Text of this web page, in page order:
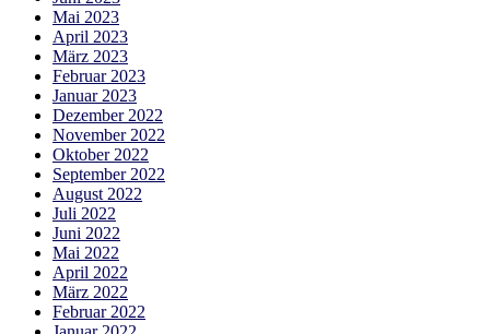
Mai 2023
April 2023
März 2023
Februar 2023
Januar 2023
Dezember 2022
November 2022
Oktober 2022
September 2022
August 2022
Juli 2022
Juni 2022
Mai 2022
April 2022
März 2022
Februar 2022